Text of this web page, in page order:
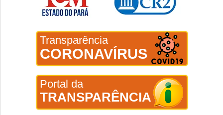
Transparência
CORONAVÍRUS
Portal da
TRANSPARÊNCIA